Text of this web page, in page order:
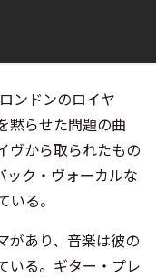
ンドンのロイヤ
黙らせた問題の曲
ヴから取られたもの
ック・ヴォーカルな
る。
があり、音楽は彼の
いる。ギター・プレ